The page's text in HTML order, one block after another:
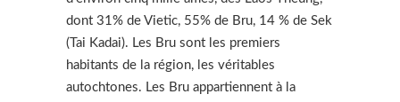
dont 31% de Vietic, 55% de Bru, 14 % de Sek
(Tai Kadai). Les Bru sont les premiers
habitants de la région, les véritables
autochtones. Les Bru appartiennent à la